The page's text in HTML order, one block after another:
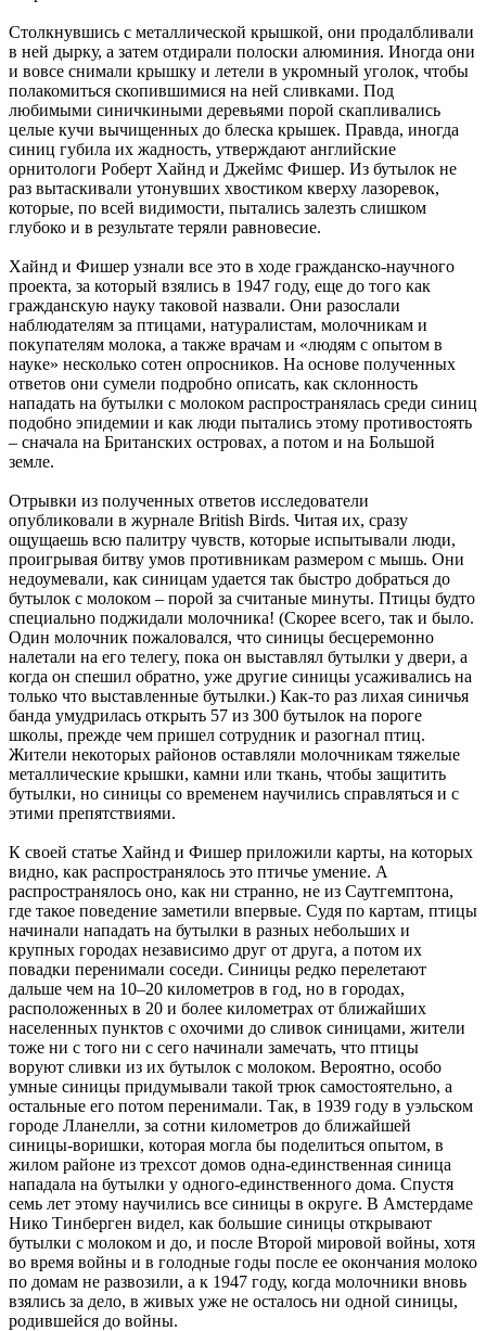
Столкнувшись с металлической крышкой, они продалбливали
в ней дырку, а затем отдирали полоски алюминия. Иногда они
и вовсе снимали крышку и летели в укромный уголок, чтобы
полакомиться скопившимися на ней сливками. Под
любимыми синичкиными деревьями порой скапливались
целые кучи вычищенных до блеска крышек. Правда, иногда
синиц губила их жадность, утверждают английские
орнитологи Роберт Хайнд и Джеймс Фишер. Из бутылок не
раз вытаскивали утонувших хвостиком кверху лазоревок,
которые, по всей видимости, пытались залезть слишком
глубоко и в результате теряли равновесие.
Хайнд и Фишер узнали все это в ходе гражданско-научного
проекта, за который взялись в 1947 году, еще до того как
гражданскую науку таковой назвали. Они разослали
наблюдателям за птицами, натуралистам, молочникам и
покупателям молока, а также врачам и «людям с опытом в
науке» несколько сотен опросников. На основе полученных
ответов они сумели подробно описать, как склонность
нападать на бутылки с молоком распространялась среди синиц
подобно эпидемии и как люди пытались этому противостоять
– сначала на Британских островах, а потом и на Большой
земле.
Отрывки из полученных ответов исследователи
опубликовали в журнале British Birds. Читая их, сразу
ощущаешь всю палитру чувств, которые испытывали люди,
проигрывая битву умов противникам размером с мышь. Они
недоумевали, как синицам удается так быстро добраться до
бутылок с молоком – порой за считаные минуты. Птицы будто
специально поджидали молочника! (Скорее всего, так и было.
Один молочник пожаловался, что синицы бесцеремонно
налетали на его телегу, пока он выставлял бутылки у двери, а
когда он спешил обратно, уже другие синицы усаживались на
только что выставленные бутылки.) Как-то раз лихая синичья
банда умудрилась открыть 57 из 300 бутылок на пороге
школы, прежде чем пришел сотрудник и разогнал птиц.
Жители некоторых районов оставляли молочникам тяжелые
металлические крышки, камни или ткань, чтобы защитить
бутылки, но синицы со временем научились справляться и с
этими препятствиями.
К своей статье Хайнд и Фишер приложили карты, на которых
видно, как распространялось это птичье умение. А
распространялось оно, как ни странно, не из Саутгемптона,
где такое поведение заметили впервые. Судя по картам, птицы
начинали нападать на бутылки в разных небольших и
крупных городах независимо друг от друга, а потом их
повадки перенимали соседи. Синицы редко перелетают
дальше чем на 10–20 километров в год, но в городах,
расположенных в 20 и более километрах от ближайших
населенных пунктов с охочими до сливок синицами, жители
тоже ни с того ни с сего начинали замечать, что птицы
воруют сливки из их бутылок с молоком. Вероятно, особо
умные синицы придумывали такой трюк самостоятельно, а
остальные его потом перенимали. Так, в 1939 году в уэльском
городе Лланелли, за сотни километров до ближайшей
синицы-воришки, которая могла бы поделиться опытом, в
жилом районе из трехсот домов одна-единственная синица
нападала на бутылки у одного-единственного дома. Спустя
семь лет этому научились все синицы в округе. В Амстердаме
Нико Тинберген видел, как большие синицы открывают
бутылки с молоком и до, и после Второй мировой войны, хотя
во время войны и в голодные годы после ее окончания молоко
по домам не развозили, а к 1947 году, когда молочники вновь
взялись за дело, в живых уже не осталось ни одной синицы,
родившейся до войны.